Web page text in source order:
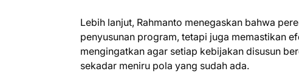
Lebih lanjut, Rahmanto menegaskan bahwa
penyusunan program, tetapi juga memastikan
mengingatkan agar setiap kebijakan disusun
sekadar meniru pola yang sudah ada.